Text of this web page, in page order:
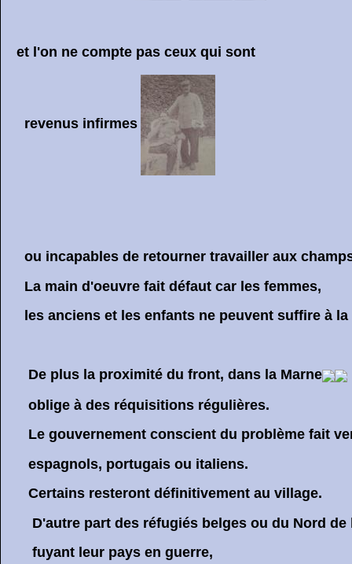
et l'on ne compte pas ceux qui sont
revenus infirmes
ou incapables de retourner travailler aux
La main d'oeuvre fait défaut car les femmes,
les anciens et les enfants ne peuvent suffire à la
De plus la proximité du front, dans la Marne
oblige à des réquisitions régulières.
Le gouvernement conscient du problème fait
espagnols, portugais ou italiens.
Certains resteront définitivement au village.
D'autre part des réfugiés belges ou du Nord de
fuyant leur pays en guerre,